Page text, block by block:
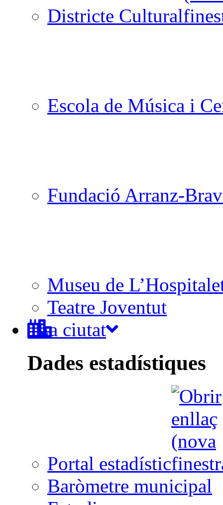
Districte Cultural
Escola de Música i
Fundació Arranz-
Museu de
Teatre Joventut
La ciutat
Dades estadístiques
Portal estadístic
Baròmetre municipal